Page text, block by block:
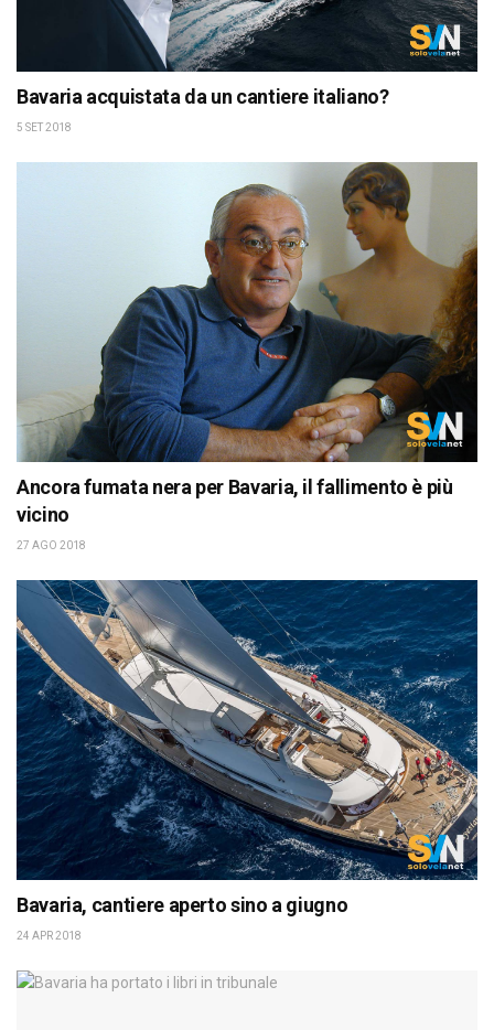
Bavaria acquistata da un cantiere italiano?
5 SET 2018
Ancora fumata nera per Bavaria, il fallimento è più
vicino
27 AGO 2018
Bavaria, cantiere aperto sino a giugno
24 APR 2018